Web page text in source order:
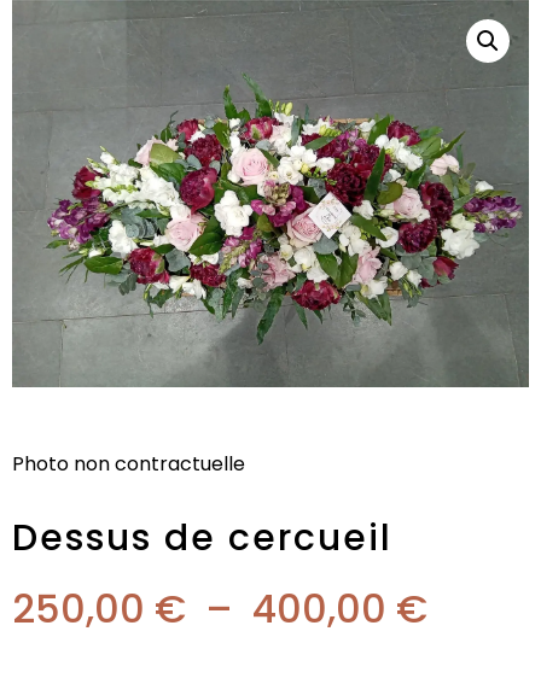
Photo non contractuelle
Dessus de cercueil
250,00 € – 400,00 €